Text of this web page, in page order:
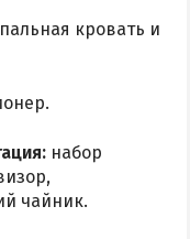
кровать и
набор
чайник.